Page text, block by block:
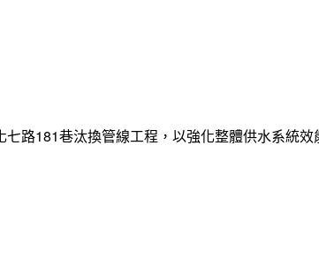
路181巷汰換管線工程，以強化整體供水系統效